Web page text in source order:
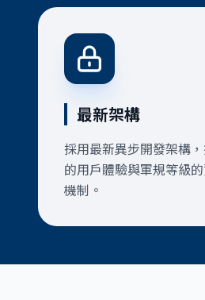
最新架構
採用最新異步開發架構
的用戶體驗與軍規等級
機制。